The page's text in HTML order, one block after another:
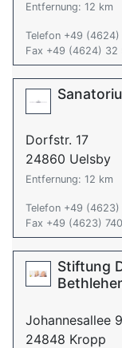
Entfernung: 12 km
Telefon +49 (4624)
Fax +49 (4624) 32
Dorfstr. 17
24860 Uelsby
Entfernung: 12 km
Telefon +49
Fax +49 (4623)
Stiftung
Johannesallee 9
24848 Kropp